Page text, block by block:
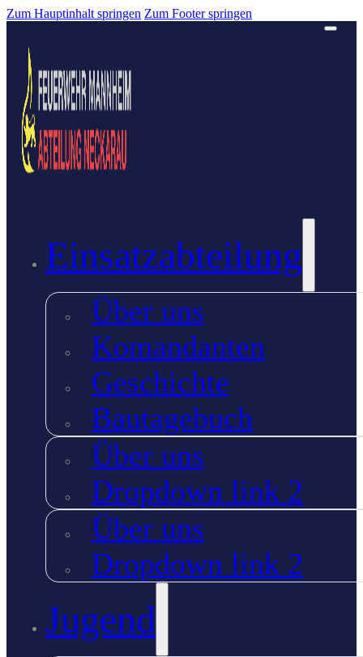
Zum Hauptinhalt springen Zum Footer springen
Einsatzabteilung
Über uns
Komandanten
Geschichte
Bautagebuch
Über uns
Dropdown link 2
Über uns
Dropdown link 2
Jugend